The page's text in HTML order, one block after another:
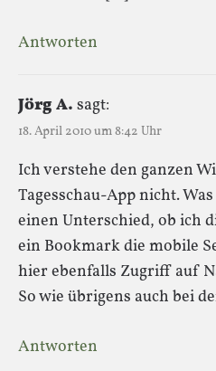
Antworten
Jörg A. sagt:
18. April 2010 um 8:42 Uhr
Ich verstehe den ganzen
Tagesschau-App nicht.
einen Unterschied, ob ich
ein Bookmark die mobile
hier ebenfalls Zugriff auf
So wie übrigens auch bei
Antworten